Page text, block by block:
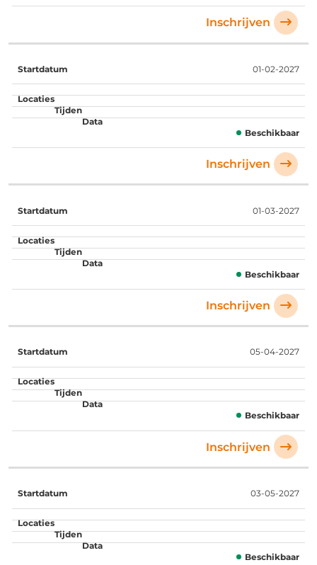
Inschrijven
01-02-2027
Beschikbaar
Inschrijven
01-03-2027
Beschikbaar
Inschrijven
05-04-2027
Beschikbaar
Inschrijven
03-05-2027
Beschikbaar